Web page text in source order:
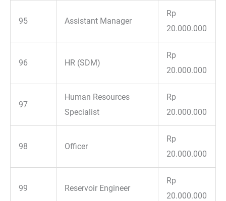
95 Assistant Manager
Rp
20.000.000
96 HR (SDM)
Rp
20.000.000
97
Human Resources
Specialist
Rp
20.000.000
98 Officer
Rp
20.000.000
99 Reservoir Engineer
Rp
20.000.000